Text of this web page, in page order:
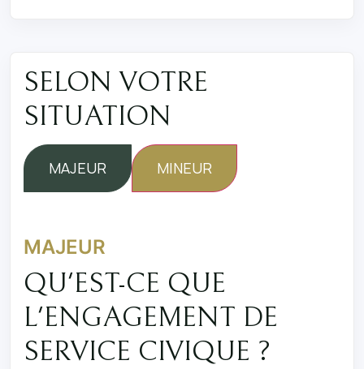
SELON VOTRE
SITUATION
MAJEUR MINEUR
MAJEUR
QU'EST-CE QUE
L'ENGAGEMENT DE
SERVICE CIVIQUE ?